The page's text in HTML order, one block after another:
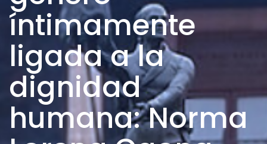
íntimamente
ligada a la
dignidad
humana: Norma